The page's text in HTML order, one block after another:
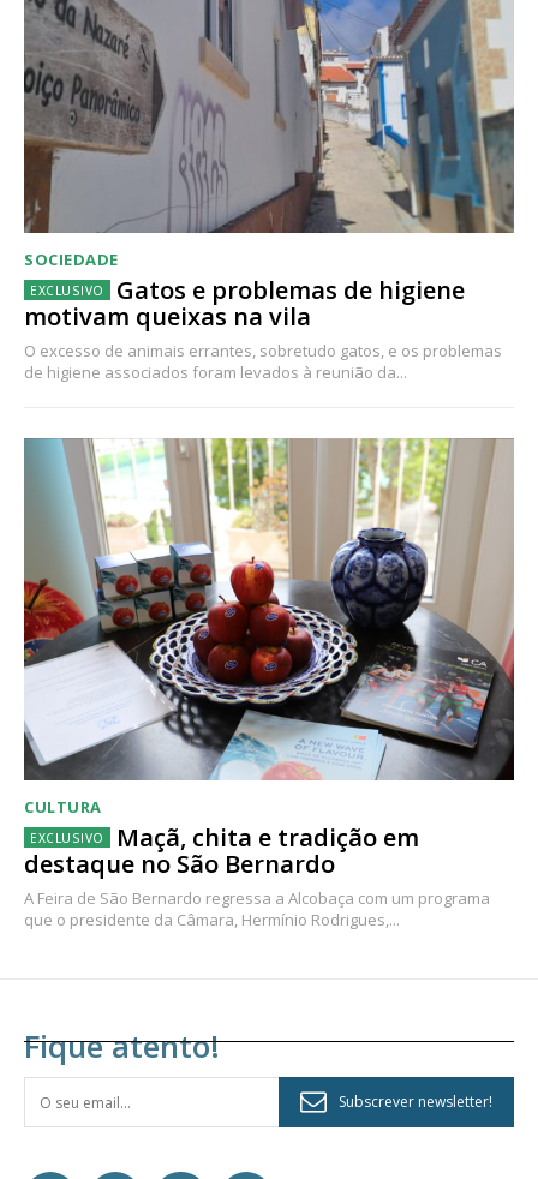
SOCIEDADE
Gatos e problemas de higiene
motivam queixas na vila
O excesso de animais errantes, sobretudo gatos, e os problemas
de higiene associados foram levados à reunião da...
CULTURA
Maçã, chita e tradição em
destaque no São Bernardo
A Feira de São Bernardo regressa a Alcobaça com um programa
que o presidente da Câmara, Hermínio Rodrigues,...
Fique atento!
Subscrever newsletter!